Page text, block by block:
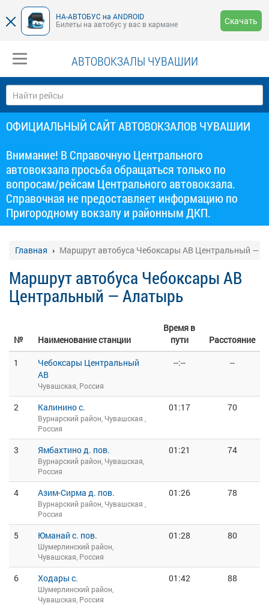
НА-АВТОБУС на ANDROID
Билеты на автобус у вас в кармане
Скачать
АВТОВОКЗАЛЫ ЧУВАШИИ
ОФИЦИАЛЬНЫЙ САЙТ АВТОВОКЗАЛОВ ЧУВАШИИ
Внимание! В Справочную Центрального
автовокзала просьба обращаться только по
вопросам/рейсам Центрального автовокзала.
Справочная не предоставляет информацию по
Пригородному вокзалу и районным ДКП.
Главная Маршрут автобуса Чебоксары АВ Центральный —
Маршрут автобуса Чебоксары АВ
Центральный — Алатырь
№ Наименование станции
Время в
пути
Расстояние
1
Чебоксары Центральный
АВ
Чувашская, Россия
--:-- --
2 Калинино с.
Вурнарский район, Чувашская ,
Россия
01:17 70
3 Ямбахтино д. пов.
Вурнарский район, Чувашская,
Россия
01:21 74
4 Азим-Сирма д. пов.
Вурнарский район, Чувашская ,
Россия
01:26 78
5 Юманай с. пов.
Шумерлинский район,
Чувашская, Россия
01:28 80
6 Ходары с.
Шумерлинский район,
Чувашская, Россия
01:42 88